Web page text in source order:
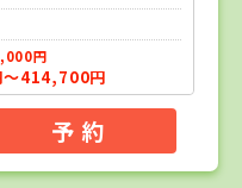
円
414,700円
予 約